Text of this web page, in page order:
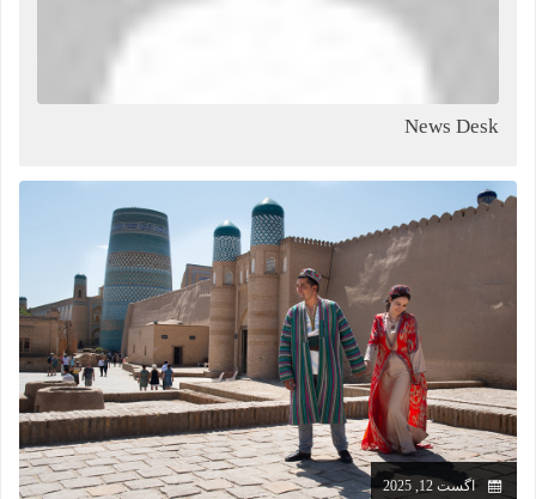
News Desk
اگست 12, 2025